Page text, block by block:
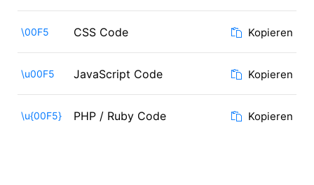
\00F5 CSS Code Kopieren
\u00F5 JavaScript Code Kopieren
\u{00F5} PHP / Ruby Code Kopieren